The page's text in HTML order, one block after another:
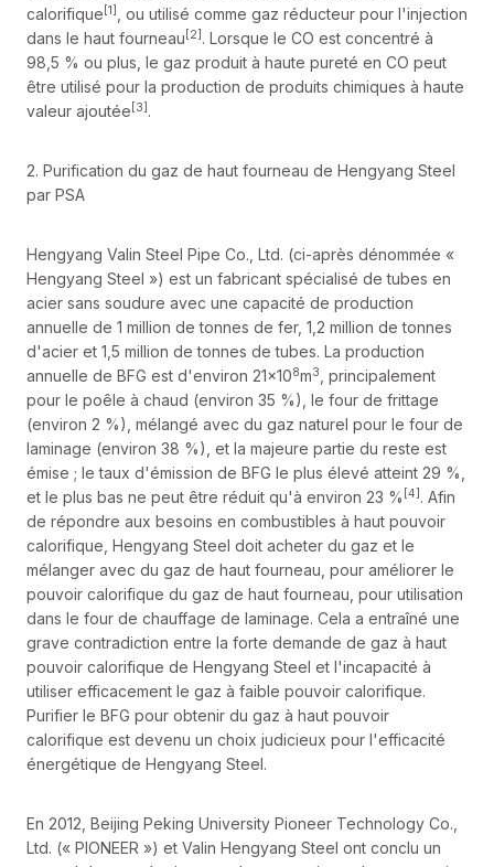
calorifique [1]
, ou utilisé comme gaz réducteur pour l'injection
dans le haut fourneau [2] . Lorsque le CO est concentré à
98,5 % ou plus, le gaz produit à haute pureté en CO peut
être utilisé pour la production de produits chimiques à haute
valeur ajoutée [3] .
2. Purification du gaz de haut fourneau de Hengyang Steel
par PSA
Hengyang Valin Steel Pipe Co., Ltd. (ci-après dénommée «
Hengyang Steel ») est un fabricant spécialisé de tubes en
acier sans soudure avec une capacité de production
annuelle de 1 million de tonnes de fer, 1,2 million de tonnes
d'acier et 1,5 million de tonnes de tubes. La production
annuelle de BFG est d'environ 21×108m3
, principalement
pour le poêle à chaud (environ 35 %), le four de frittage
(environ 2 %), mélangé avec du gaz naturel pour le four de
laminage (environ 38 %), et la majeure partie du reste est
émise ; le taux d'émission de BFG le plus élevé atteint 29 %,
et le plus bas ne peut être réduit qu'à environ 23 % [4] . Afin
de répondre aux besoins en combustibles à haut pouvoir
calorifique, Hengyang Steel doit acheter du gaz et le
mélanger avec du gaz de haut fourneau, pour améliorer le
pouvoir calorifique du gaz de haut fourneau, pour utilisation
dans le four de chauffage de laminage. Cela a entraîné une
grave contradiction entre la forte demande de gaz à haut
pouvoir calorifique de Hengyang Steel et l'incapacité à
utiliser efficacement le gaz à faible pouvoir calorifique.
Purifier le BFG pour obtenir du gaz à haut pouvoir
calorifique est devenu un choix judicieux pour l'efficacité
énergétique de Hengyang Steel.
En 2012, Beijing Peking University Pioneer Technology Co.,
Ltd. (« PIONEER ») et Valin Hengyang Steel ont conclu un